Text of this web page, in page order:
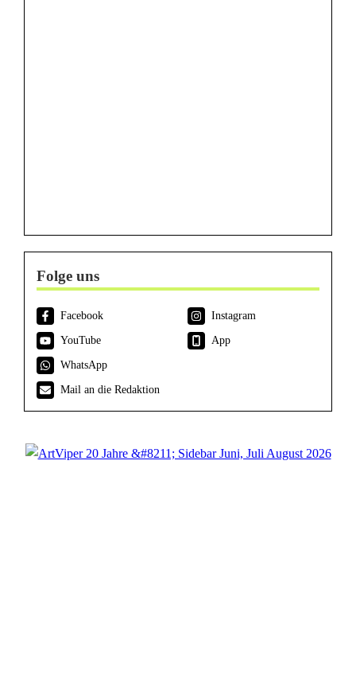
Folge uns
Facebook
Instagram
YouTube
App
WhatsApp
Mail an die Redaktion